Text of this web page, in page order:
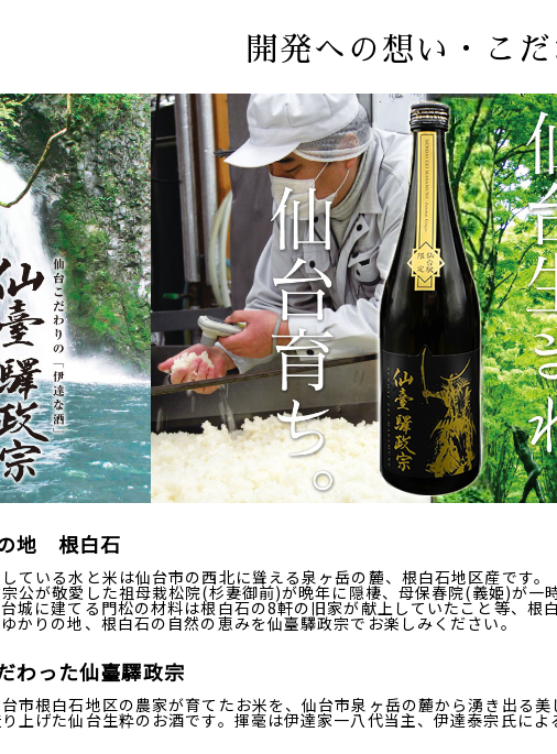
開発への想い・こだ
地 根白石
ている水と米は仙台市の西北に聳える泉ヶ岳の麓、根白石地区産です。
公が敬愛した祖母栽松院(杉妻御前)が晩年に隠棲、母保春院(義姫)が一
城に建てる門松の材料は根白石の8軒の旧家が献上していたこと等、
かりの地、根白石の自然の恵みを仙臺驛政宗でお楽しみください。
わった仙臺驛政宗
市根白石地区の農家が育てたお米を、仙台市泉ヶ岳の麓から湧き出る
上げた仙台生粋のお酒です。揮毫は伊達家一八代当主、伊達泰宗氏によ